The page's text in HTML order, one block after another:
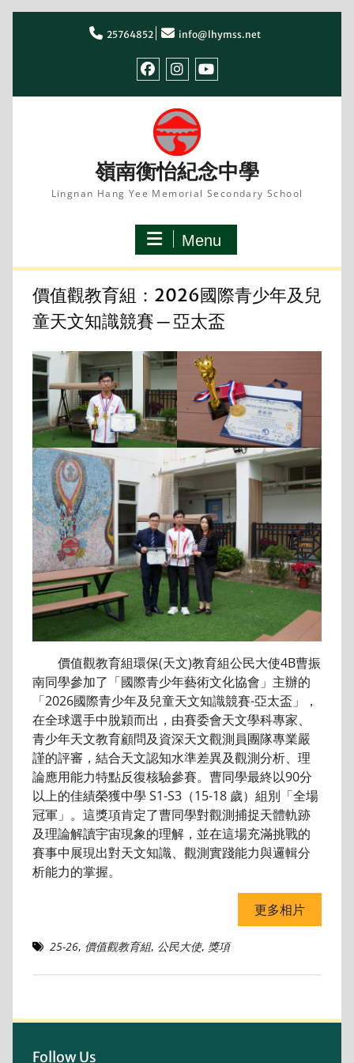
25764852 info@lhymss.net
嶺南衡怡紀念中學
Lingnan Hang Yee Memorial Secondary School
Menu
價值觀教育組：2026國際青少年及兒
童天文知識競賽 ─ 亞太盃
價值觀教育組環保(天文)教育組公民大使4B曹振
南同學參加了「國際青少年藝術文化協會」主辦的
「2026國際青少年及兒童天文知識競賽-亞太盃」，
在全球選手中脫穎而出，由賽委會天文學科專家、
青少年天文教育顧問及資深天文觀測員團隊專業嚴
謹的評審，結合天文認知水準差異及觀測分析、理
論應用能力特點反復核驗參賽。曹同學最終以90分
以上的佳績榮獲中學 S1-S3（15-18 歲）組別「全場
冠軍」。這獎項肯定了曹同學對觀測捕捉天體軌跡
及理論解讀宇宙現象的理解，並在這場充滿挑戰的
賽事中展現出對天文知識、觀測實踐能力與邏輯分
析能力的掌握。
更多相片
25-26, 價值觀教育組, 公民大使, 獎項
Follow Us